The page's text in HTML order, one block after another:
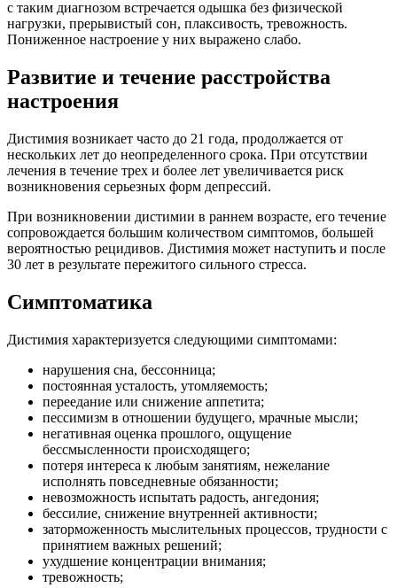
с таким диагнозом встречается одышка без физической
нагрузки, прерывистый сон, плаксивость, тревожность.
Пониженное настроение у них выражено слабо.
Развитие и течение расстройства
настроения
Дистимия возникает часто до 21 года, продолжается от
нескольких лет до неопределенного срока. При отсутствии
лечения в течение трех и более лет увеличивается риск
возникновения серьезных форм депрессий.
При возникновении дистимии в раннем возрасте, его течение
сопровождается большим количеством симптомов, большей
вероятностью рецидивов. Дистимия может наступить и после
30 лет в результате пережитого сильного стресса.
Симптоматика
Дистимия характеризуется следующими симптомами:
нарушения сна, бессонница;
постоянная усталость, утомляемость;
переедание или снижение аппетита;
пессимизм в отношении будущего, мрачные мысли;
негативная оценка прошлого, ощущение
бессмысленности происходящего;
потеря интереса к любым занятиям, нежелание
исполнять повседневные обязанности;
невозможность испытать радость, ангедония;
бессилие, снижение внутренней активности;
заторможенность мыслительных процессов, трудности с
принятием важных решений;
ухудшение концентрации внимания;
тревожность;